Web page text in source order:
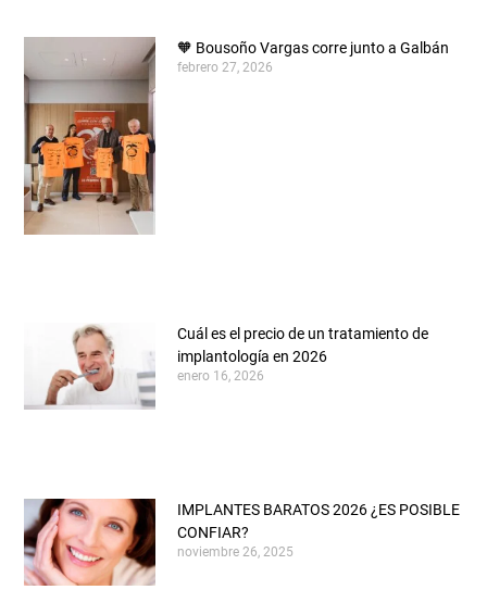
🧡 Bousoño Vargas corre junto a Galbán
febrero 27, 2026
Cuál es el precio de un tratamiento de
implantología en 2026
enero 16, 2026
IMPLANTES BARATOS 2026 ¿ES POSIBLE
CONFIAR?
noviembre 26, 2025